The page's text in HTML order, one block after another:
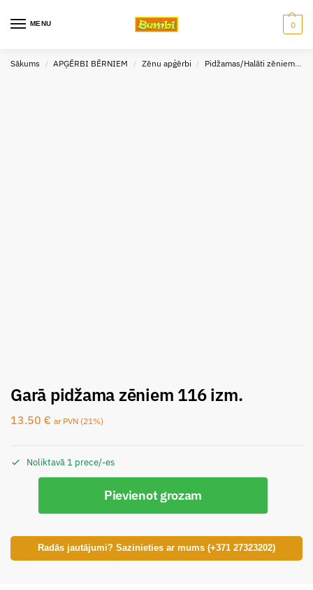
MENU 0
Sākums / APĢĒRBI BĒRNIEM / Zēnu apģērbi / Pidžamas/Halāti zēniem
Garā pidžama zēniem 116 izm.
13.50 € ar PVN (21%)
Noliktavā 1 prece/-es
Pievienot grozam
Radās jautājumi? Sazinieties ar mums (+371 27323202)